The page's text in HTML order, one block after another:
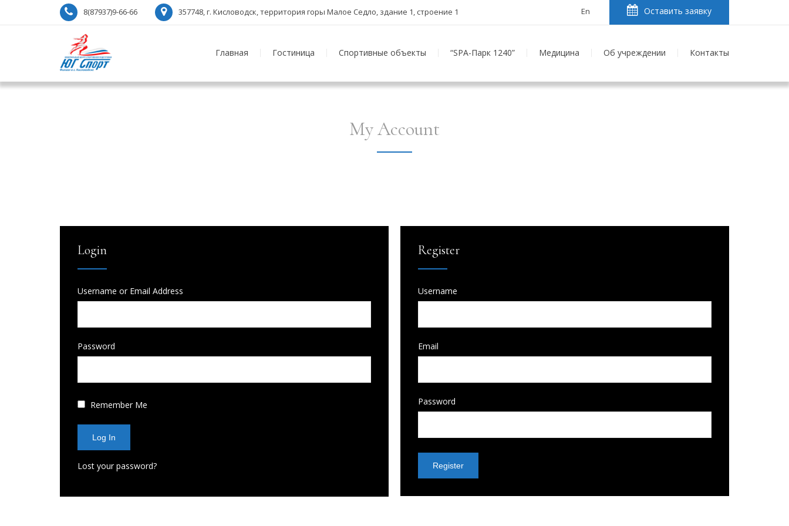
8(87937)9-66-66 357748, г. Кисловодск, территория горы Малое Седло, здание 1, строение 1 En Оставить заявку
Главная Гостиница Спортивные объекты “SPA-Парк 1240” Медицина Об учреждении Контакты
My Account
Login
Username or Email Address
Password
Remember Me
Lost your password?
Register
Username
Email
Password